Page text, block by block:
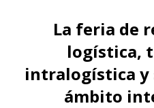
La feria de
logística,
intralogística y
ámbito